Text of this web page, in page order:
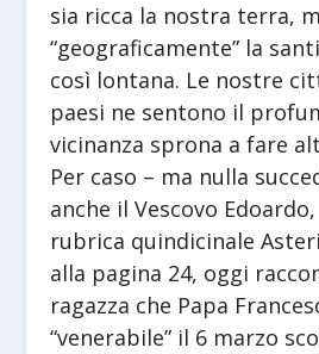
sia ricca la nostra terra,
“geograficamente” la
così lontana. Le nostre
paesi ne sentono il
vicinanza sprona a fare
Per caso – ma nulla
anche il Vescovo
rubrica quindicinale
alla pagina 24, oggi
ragazza che Papa
“venerabile” il 6 marzo